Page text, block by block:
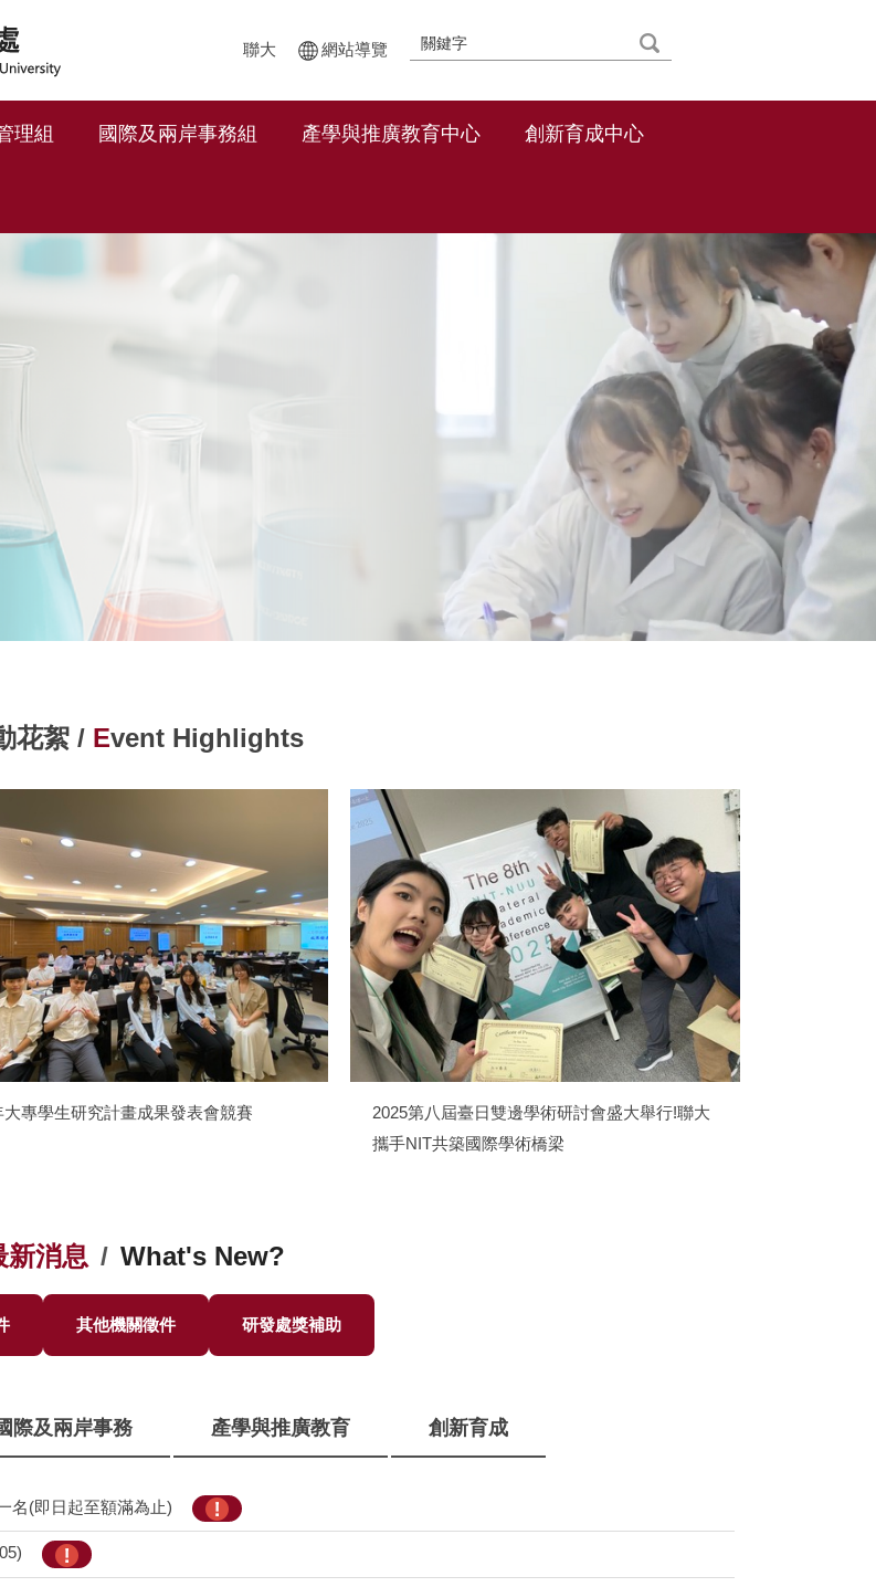
聯大 網站導覽
理組 國際及兩岸事務組 產學與推廣教育中心 創新育成中心
花絮 / Event Highlights
大專學生研究計畫成果發表會競賽
2025第八屆臺日雙邊學術研討會盛大舉行!聯大
攜手NIT共築國際學術橋梁
新消息 / What's New?
其他機關徵件 研發處獎補助
際及兩岸事務 產學與推廣教育 創新育成
名(即日起至額滿為止)